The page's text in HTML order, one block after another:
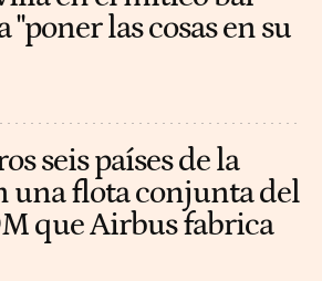
"poner las cosas en su
seis países de la
una flota conjunta del
que Airbus fabrica